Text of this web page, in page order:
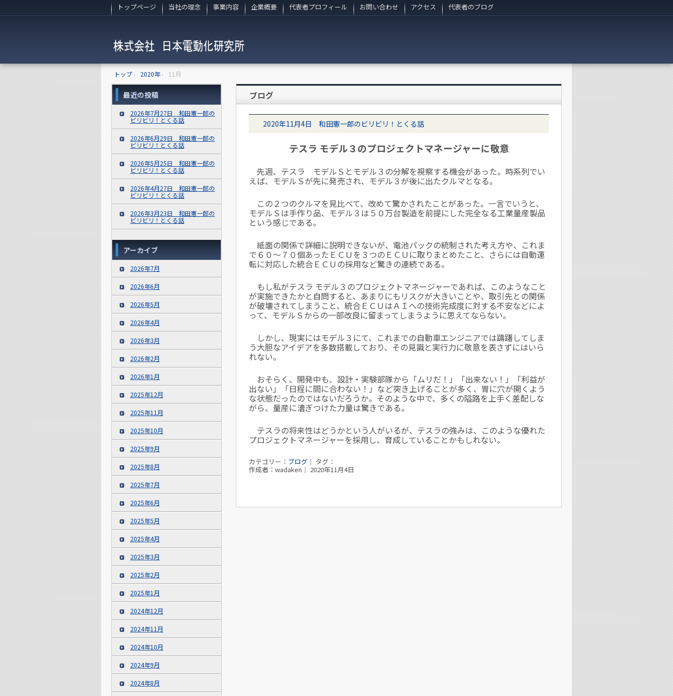
トップページ 当社の理念 事業内容 企業概要 代表者プロフィール お問い合わせ アクセス 代表者のブログ
トップ › 2020年› 11月
ブログ
2020年11月4日 和田憲一郎のビリビリ！とくる話
テスラ モデル３のプロジェクトマネージャーに敬意
先週、テスラ モデルＳとモデル３の分解を視察する機会があった。時系列でい
えば、モデルＳが先に発売され、モデル３が後に出たクルマとなる。
この２つのクルマを見比べて、改めて驚かされたことがあった。一言でいうと、
モデルＳは手作り品、モデル３は５０万台製造を前提にした完全なる工業量産製品
という感じである。
紙面の関係で詳細に説明できないが、電池パックの統制された考え方や、これま
で６０～７０個あったＥＣＵを３つのＥＣＵに取りまとめたこと、さらには自動運
転に対応した統合ＥＣＵの採用など驚きの連続である。
もし私がテスラ モデル３のプロジェクトマネージャーであれば、このようなこと
が実施できたかと自問すると、あまりにもリスクが大きいことや、取引先との関係
が破壊されてしまうこと、統合ＥＣＵはＡＩへの技術完成度に対する不安などによ
って、モデルＳからの一部改良に留まってしまうように思えてならない。
しかし、現実にはモデル３にて、これまでの自動車エンジニアでは躊躇してしま
う大胆なアイデアを多数搭載しており、その見識と実行力に敬意を表さずにはいら
れない。
おそらく、開発中も、設計・実験部隊から「ムリだ！」「出来ない！」「利益が
出ない」「日程に間に合わない！」など突き上げることが多く、胃に穴が開くよう
な状態だったのではないだろうか。そのような中で、多くの隘路を上手く差配しな
がら、量産に漕ぎつけた力量は驚きである。
テスラの将来性はどうかという人がいるが、テスラの強みは、このような優れた
プロジェクトマネージャーを採用し、育成していることかもしれない。
カテゴリー： ブログ ｜ タグ：
作成者：wadaken｜ 2020年11月4日
最近の投稿
2026年7月27日 和田憲一郎の
ビリビリ！とくる話
2026年6月29日 和田憲一郎の
ビリビリ！とくる話
2026年5月25日 和田憲一郎の
ビリビリ！とくる話
2026年4月27日 和田憲一郎の
ビリビリ！とくる話
2026年3月23日 和田憲一郎の
ビリビリ！とくる話
アーカイブ
2026年7月
2026年6月
2026年5月
2026年4月
2026年3月
2026年2月
2026年1月
2025年12月
2025年11月
2025年10月
2025年9月
2025年8月
2025年7月
2025年6月
2025年5月
2025年4月
2025年3月
2025年2月
2025年1月
2024年12月
2024年11月
2024年10月
2024年9月
2024年8月